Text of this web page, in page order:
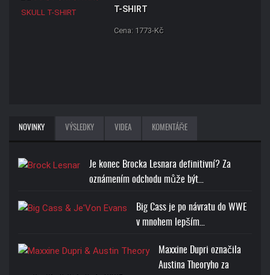
T-SHIRT
Cena: 1773-Kč
NOVINKY VÝSLEDKY VIDEA KOMENTÁŘE
Je konec Brocka Lesnara definitivní? Za
oznámením odchodu může být…
Big Cass je po návratu do WWE
v mnohem lepším…
Maxxine Dupri označila
Austina Theoryho za